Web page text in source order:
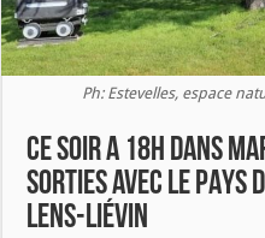
Ph: Estevelles, espace
CE SOIR A 18H DANS
SORTIES AVEC LE PAYS
LENS-LIÉVIN